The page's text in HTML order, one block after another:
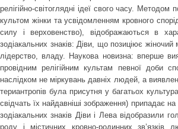
релігійно-світоглядні ідеї свого часу. Методом
культом жінки та усвідомленням кровного
силу і верховенство), відображаються в
зодіакальних знаків: Діви, що позиціює
лідерство, владу. Наукова новизна: вперше
провідним релігійним культам певної доби
наслідком не міркувань давніх людей, а
териантропів була присутня у багатьох
свідчать їх найдавніші зображення) припадає
зодіакальних знаків Діви і Лева відобразили
роду і містичних кровно-родинних